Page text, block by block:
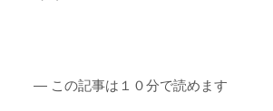
― この記事は１０分で読めます